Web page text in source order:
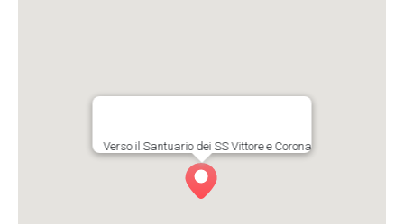
Verso il Santuario dei SS Vittore e Corona